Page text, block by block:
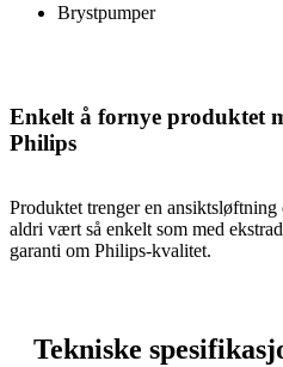
Brystpumper
Enkelt å fornye produktet
Philips
Produktet trenger en
aldri vært så enkelt som med
garanti om Philips-kvalitet.
Tekniske